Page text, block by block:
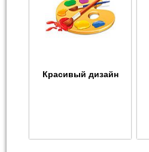
Красивый дизайн